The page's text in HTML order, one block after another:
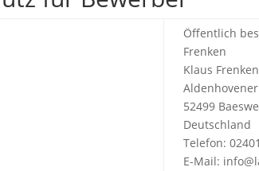
Öffentlich
Frenken
Klaus Frenken
52499
Deutschland
Telefon:
E-Mail: